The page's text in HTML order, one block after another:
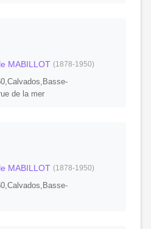
MABILLOT (1878-1950)
de la mer
MABILLOT (1878-1950)